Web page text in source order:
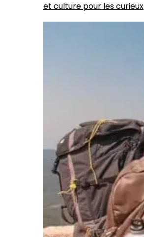
et culture pour les curieux